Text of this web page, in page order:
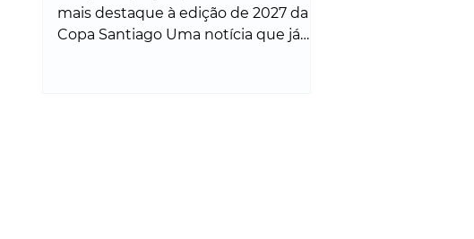
mais destaque à edição de 2027 da
Copa Santiago Uma notícia que já